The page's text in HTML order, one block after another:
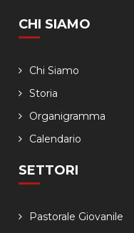
CHI SIAMO
Chi Siamo
Storia
Organigramma
Calendario
SETTORI
Pastorale Giovanile